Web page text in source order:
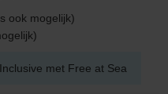
ook mogelijk)
met Free at Sea